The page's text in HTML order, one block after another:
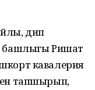
дип
башлыгы Ришат
кавалерия
тапшырып,